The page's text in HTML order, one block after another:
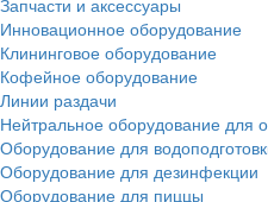
Инновационное оборудование
Клининговое оборудование
Кофейное оборудование
Линии раздачи
Нейтральное оборудование для
Оборудование для
Оборудование для дезинфекции
Оборудование для пиццы